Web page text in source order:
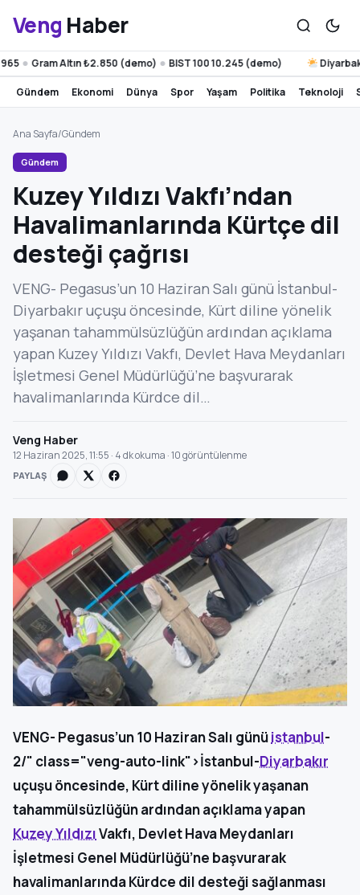
Veng Haber
Gram Altın ₺2.850 (demo) ● BIST 100 10.245 (demo) Diyarbakır 39°
gündem ekonomi dünya spor yaşam politika teknoloji
Ana Sayfa/Gündem
Gündem
Kuzey Yıldızı Vakfı’ndan
Havalimanlarında Kürtçe dil
desteği çağrısı
VENG- Pegasus’un 10 Haziran Salı günü İstanbul-
Diyarbakır uçuşu öncesinde, Kürt diline yönelik
yaşanan tahammülsüzlüğün ardından açıklama
yapan Kuzey Yıldızı Vakfı, Devlet Hava Meydanları
İşletmesi Genel Müdürlüğü’ne başvurarak
havalimanlarında Kürdce dil…
Veng Haber
12 Haziran 2025, 11:55 · 4 dk okuma · 10 görüntülenme
PAYLAŞ
VENG- Pegasus’un 10 Haziran Salı günüistanbul-
2/" class="veng-auto-link">İstanbul-Diyarbakır
uçuşu öncesinde, Kürt diline yönelik yaşanan
tahammülsüzlüğün ardından açıklama yapan
Kuzey YıldızıVakfı, Devlet Hava Meydanları
İşletmesi Genel Müdürlüğü’ne başvurarak
havalimanlarında Kürdce dil desteği sağlanması